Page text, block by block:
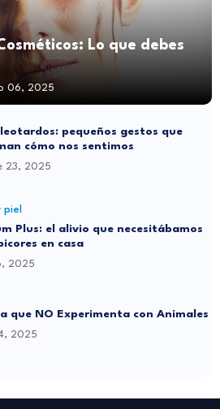
Lo que debes
06, 2025
leotardos: pequeños gestos que
cómo nos sentimos
23, 2025
Plus: el alivio que necesitábamos
en casa
2025
que NO Experimenta con Animales
2025